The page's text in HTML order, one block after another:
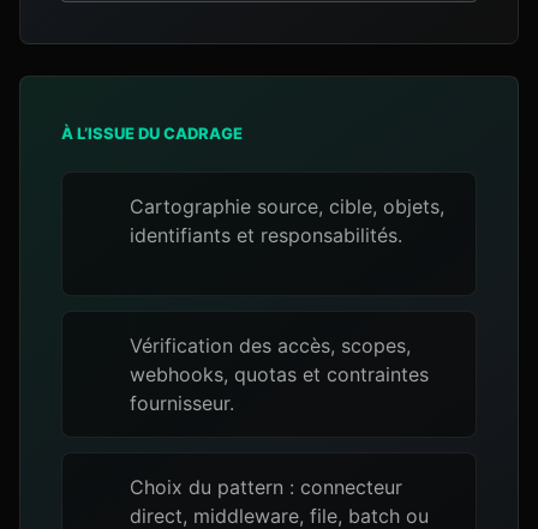
À L’ISSUE DU CADRAGE
Cartographie source, cible, objets,
identifiants et responsabilités.
Vérification des accès, scopes,
webhooks, quotas et contraintes
fournisseur.
Choix du pattern : connecteur
direct, middleware, file, batch ou